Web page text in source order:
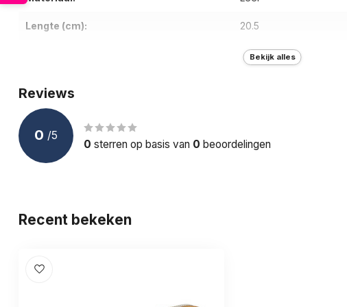
Lengte (cm): 20.5
11
Gewicht (g):
Aantal vakken: 13
Aantal pasjesvakken:
RFID bescherming:
Bekijk alles
Reviews
0 /5
0 sterren op basis van 0 beoordelingen
Recent bekeken